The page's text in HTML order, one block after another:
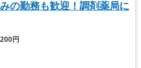
の勤務も歓迎！調剤薬局に
円